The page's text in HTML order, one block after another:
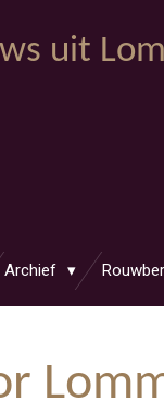
uit
Archief